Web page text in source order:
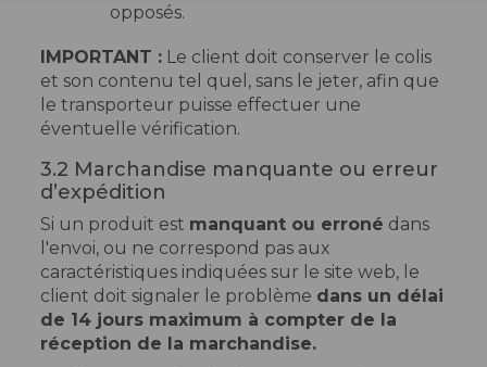
opposés.
IMPORTANT :Le client doit conserver le colis
et son contenu tel quel, sans le jeter, afin que
le transporteur puisse effectuer une
éventuelle vérification.
3.2 Marchandise manquante ou erreur
d’expédition
Si un produit est manquant ou erroné dans
l'envoi, ou ne correspond pas aux
caractéristiques indiquées sur le site web, le
client doit signaler le problème dans un délai
de 14 jours maximum à compter de la
réception de la marchandise.